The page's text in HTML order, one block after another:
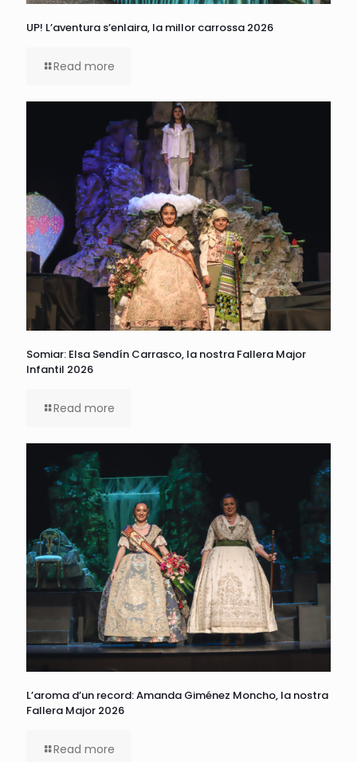
UP! L’aventura s’enlaira, la millor carrossa 2026
Read more
Somiar: Elsa Sendín Carrasco, la nostra Fallera Major
Infantil 2026
Read more
L’aroma d’un record: Amanda Giménez Moncho, la nostra
Fallera Major 2026
Read more